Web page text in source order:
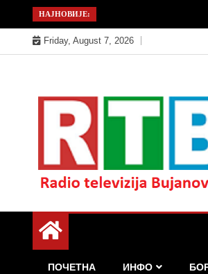
to
content
НАЈНОВИЈЕ:
Friday, August 7, 2026
РТБ Бујановац
ПОЧЕТНА ИНФО